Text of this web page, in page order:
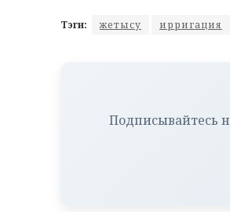
Тэги: жетысу ирригация
Подписывайтесь